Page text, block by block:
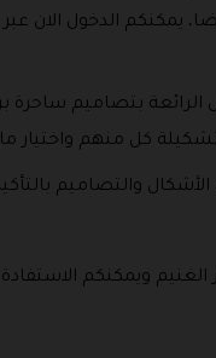
الدخول الان
بتصاميم ساحرة
والتصاميم
الغنيم ويمكنكم